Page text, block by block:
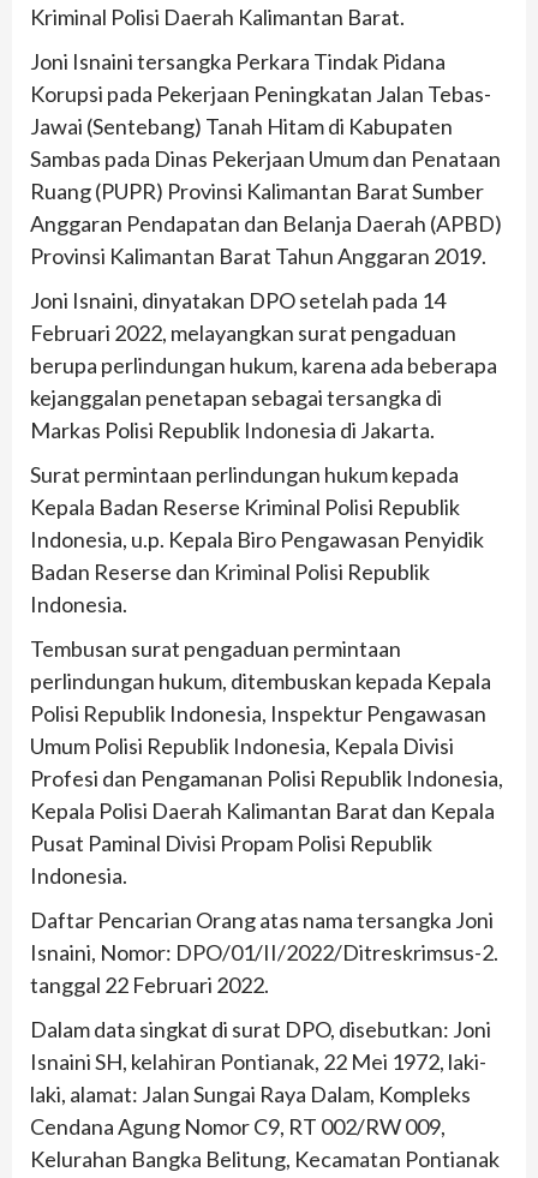
Kriminal Polisi Daerah Kalimantan Barat.
Joni Isnaini tersangka Perkara Tindak Pidana
Korupsi pada Pekerjaan Peningkatan Jalan Tebas-
Jawai (Sentebang) Tanah Hitam di Kabupaten
Sambas pada Dinas Pekerjaan Umum dan Penataan
Ruang (PUPR) Provinsi Kalimantan Barat Sumber
Anggaran Pendapatan dan Belanja Daerah (APBD)
Provinsi Kalimantan Barat Tahun Anggaran 2019.
Joni Isnaini, dinyatakan DPO setelah pada 14
Februari 2022, melayangkan surat pengaduan
berupa perlindungan hukum, karena ada beberapa
kejanggalan penetapan sebagai tersangka di
Markas Polisi Republik Indonesia di Jakarta.
Surat permintaan perlindungan hukum kepada
Kepala Badan Reserse Kriminal Polisi Republik
Indonesia, u.p. Kepala Biro Pengawasan Penyidik
Badan Reserse dan Kriminal Polisi Republik
Indonesia.
Tembusan surat pengaduan permintaan
perlindungan hukum, ditembuskan kepada Kepala
Polisi Republik Indonesia, Inspektur Pengawasan
Umum Polisi Republik Indonesia, Kepala Divisi
Profesi dan Pengamanan Polisi Republik Indonesia,
Kepala Polisi Daerah Kalimantan Barat dan Kepala
Pusat Paminal Divisi Propam Polisi Republik
Indonesia.
Daftar Pencarian Orang atas nama tersangka Joni
Isnaini, Nomor: DPO/01/II/2022/Ditreskrimsus-2.
tanggal 22 Februari 2022.
Dalam data singkat di surat DPO, disebutkan: Joni
Isnaini SH, kelahiran Pontianak, 22 Mei 1972, laki-
laki, alamat: Jalan Sungai Raya Dalam, Kompleks
Cendana Agung Nomor C9, RT 002/RW 009,
Kelurahan Bangka Belitung, Kecamatan Pontianak